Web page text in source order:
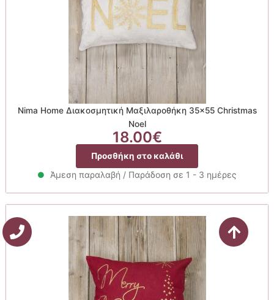
Nima Home Διακοσμητική Μαξιλαροθήκη 35×55 Christmas
Noel
18.00€
Προσθήκη στο καλάθι
Άμεση παραλαβή / Παράδοση σε 1 - 3 ημέρες